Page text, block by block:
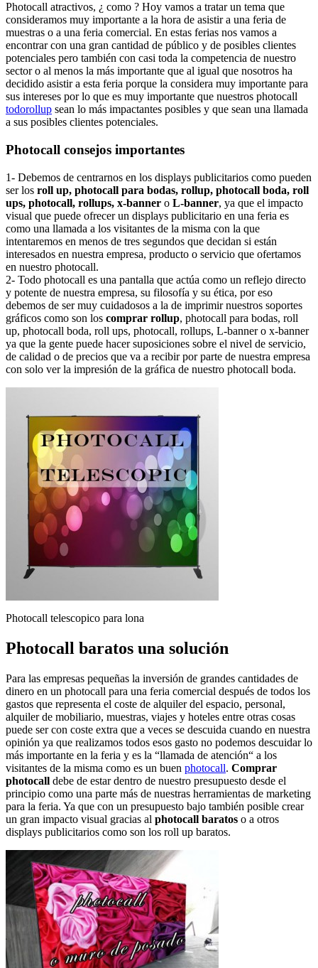
Photocall atractivos, ¿ como ? Hoy vamos a tratar un tema que
consideramos muy importante a la hora de asistir a una feria de
muestras o a una feria comercial. En estas ferias nos vamos a
encontrar con una gran cantidad de público y de posibles clientes
potenciales pero también con casi toda la competencia de nuestro
sector o al menos la más importante que al igual que nosotros ha
decidido asistir a esta feria porque la considera muy importante para
sus intereses por lo que es muy importante que nuestros photocall
todorollup sean lo más impactantes posibles y que sean una llamada
a sus posibles clientes potenciales.
Photocall consejos importantes
1- Debemos de centrarnos en los displays publicitarios como pueden
ser los roll up, photocall para bodas, rollup, photocall boda, roll
ups, photocall, rollups, x-banner o L-banner, ya que el impacto
visual que puede ofrecer un displays publicitario en una feria es
como una llamada a los visitantes de la misma con la que
intentaremos en menos de tres segundos que decidan si están
interesados en nuestra empresa, producto o servicio que ofertamos
en nuestro photocall.
2- Todo photocall es una pantalla que actúa como un reflejo directo
y potente de nuestra empresa, su filosofía y su ética, por eso
debemos de ser muy cuidadosos a la de imprimir nuestros soportes
gráficos como son los comprar rollup, photocall para bodas, roll
up, photocall boda, roll ups, photocall, rollups, L-banner o x-banner
ya que la gente puede hacer suposiciones sobre el nivel de servicio,
de calidad o de precios que va a recibir por parte de nuestra empresa
con solo ver la impresión de la gráfica de nuestro photocall boda.
Photocall telescopico para lona
Photocall baratos una solución
Para las empresas pequeñas la inversión de grandes cantidades de
dinero en un photocall para una feria comercial después de todos los
gastos que representa el coste de alquiler del espacio, personal,
alquiler de mobiliario, muestras, viajes y hoteles entre otras cosas
puede ser con coste extra que a veces se descuida cuando en nuestra
opinión ya que realizamos todos esos gasto no podemos descuidar lo
más importante en la feria y es la “llamada de atención“ a los
visitantes de la misma como es un buen photocall. Comprar
photocall debe de estar dentro de nuestro presupuesto desde el
principio como una parte más de nuestras herramientas de marketing
para la feria. Ya que con un presupuesto bajo también posible crear
un gran impacto visual gracias al photocall baratos o a otros
displays publicitarios como son los roll up baratos.